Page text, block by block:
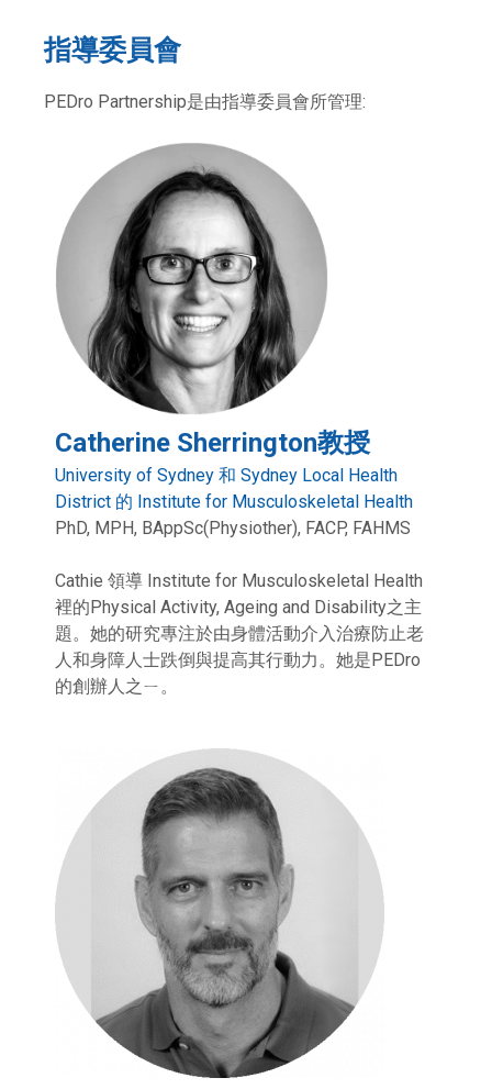
指導委員會
PEDro Partnership是由指導委員會所管理:
Catherine Sherrington教授
University of Sydney 和 Sydney Local Health
District 的 Institute for Musculoskeletal Health
PhD, MPH, BAppSc(Physiother), FACP, FAHMS
Cathie 領導 Institute for Musculoskeletal Health
裡的Physical Activity, Ageing and Disability之主
題。她的研究專注於由身體活動介入治療防止老
人和身障人士跌倒與提高其行動力。她是PEDro
的創辦人之ㄧ。